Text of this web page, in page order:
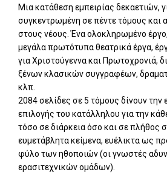
Μια κατάθεση εμπειρίας δεκαετιών,
συγκεντρωμένη σε πέντε τόμους και
στους νέους. Ένα ολοκληρωμένο
μεγάλα πρωτότυπα θεατρικά έργα,
για Χριστούγεννα και Πρωτοχρονιά,
ξένων κλασικών συγγραφέων,
κλπ.
2084 σελίδες σε 5 τόμους δίνουν την
επιλογής του κατάλληλου για την
τόσο σε διάρκεια όσο και σε πλήθος
ευμετάβλητα κείμενα, ευέλικτα ως
φύλο των ηθοποιών (οι γνωστές
ερασιτεχνικών ομάδων).